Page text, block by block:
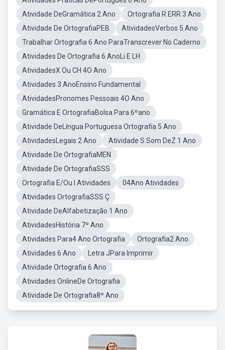
Atividade DeGramática 2 Ano
Ortografia R ERR 3 Ano
Atividade De OrtografiaPEB
AtividadesVerbos 5 Ano
Trabalhar Ortografia 6 Ano ParaTranscrever No Caderno
Atividades De Ortografia 6 AnoLi E LH
AtividadesX Ou CH 4O Ano
Atividades 3 AnoEnsino Fundamental
AtividadesPronomes Pessoais 4O Ano
Gramática E OrtografiaBolsa Para 6ºano
Atividade DeLíngua Portuguesa Ortografia 5 Ano
AtividadesLegais 2 Ano
Atividade S Som DeZ 1 Ano
Atividade De OrtografiaMEN
Atividade De OrtografiaSSS
Ortografia E/Ou I Atividades
04Ano Atividades
Atividades OrtografiaSSS Ç
Atividade DeAlfabetização 1 Ano
AtividadesHistória 7º Ano
Atividades Para4 Ano Ortografia
Ortografia2 Ano
Atividades 6 Ano
Letra JPara Imprimir
Atividade Ortografia 6 Ano
Atividades OnlineDe Ortografia
Atividade De Ortografia8º Ano